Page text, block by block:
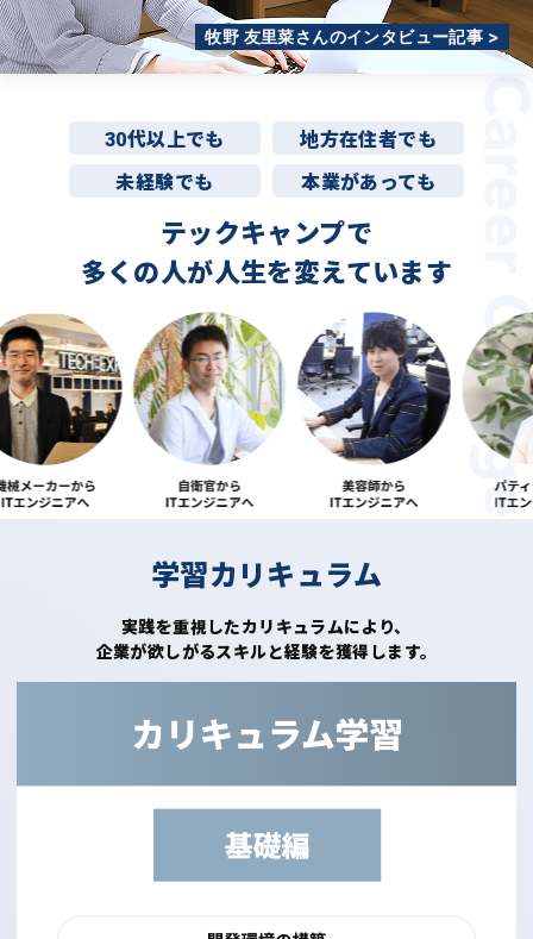
牧野 友里菜さんのインタビュー記事 >
30代以上でも
地方在住者でも
未経験でも
本業があっても
テックキャンプで
多くの人が人生を変えています
学習カリキュラム
実践を重視したカリキュラムにより、
企業が欲しがるスキルと経験を獲得します。